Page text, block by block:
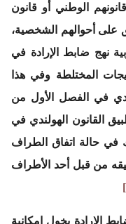
الوطني أو قانون
على أحوالهم الشخصية،
نهج ضابط الإرادة في
المختلطة وفي هذا
في الفصل الأول من
القانون الهولندي في
في حالة اتفاق الطراف
من قبل أحد الأطراف
الإرادة يخول إمكانية